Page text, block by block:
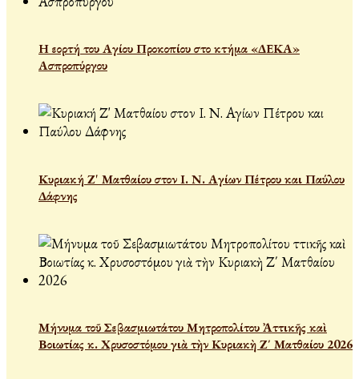
Η εορτή του Αγίου Προκοπίου στο κτήμα «ΔΕΚΑ»
Ασπροπύργου
Κυριακή Ζ' Ματθαίου στον Ι. Ν. Αγίων Πέτρου και Παύλου
Δάφνης
Μήνυμα τοῦ Σεβασμιωτάτου Μητροπολίτου Ἀττικῆς καὶ
Βοιωτίας κ. Χρυσοστόμου γιὰ τὴν Κυριακὴ Ζ΄ Ματθαίου 2026